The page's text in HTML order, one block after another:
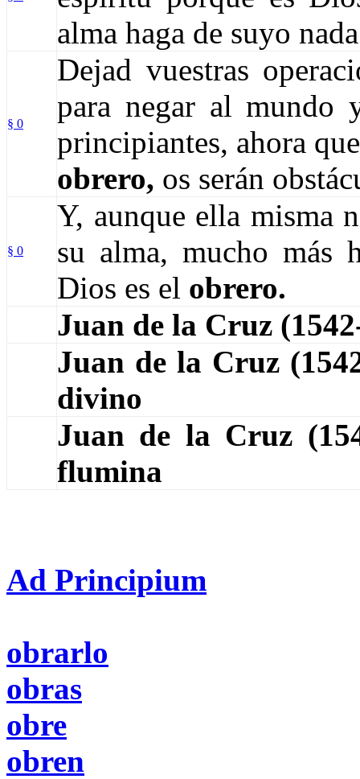
alma haga de suyo
§ 0
Dejad vuestras
para negar al mundo
principiantes, ahora
obrero, os serán
§ 0
Y, aunque ella misma
su alma, mucho más
Dios es el obrero.
Juan de la Cruz
Juan de la Cruz
divino
Juan de la Cruz
flumina
Ad Principium
obrarlo
obras
obre
obren